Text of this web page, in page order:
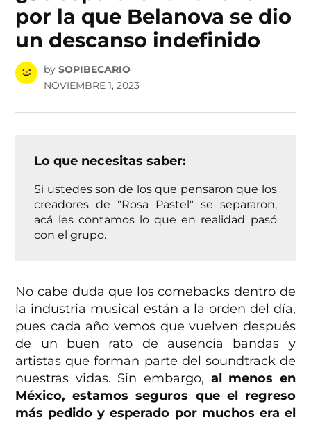
por la que Belanova se dio
un descanso indefinido
by SOPIBECARIO
NOVIEMBRE 1, 2023
Lo que necesitas saber:
Si ustedes son de los que pensaron que los
creadores de "Rosa Pastel" se separaron,
acá les contamos lo que en realidad pasó
con el grupo.
No cabe duda que los comebacks dentro de
la industria musical están a la orden del día,
pues cada año vemos que vuelven después
de un buen rato de ausencia bandas y
artistas que forman parte del soundtrack de
nuestras vidas. Sin embargo, al menos en
México, estamos seguros que el regreso
más pedido y esperado por muchos era el